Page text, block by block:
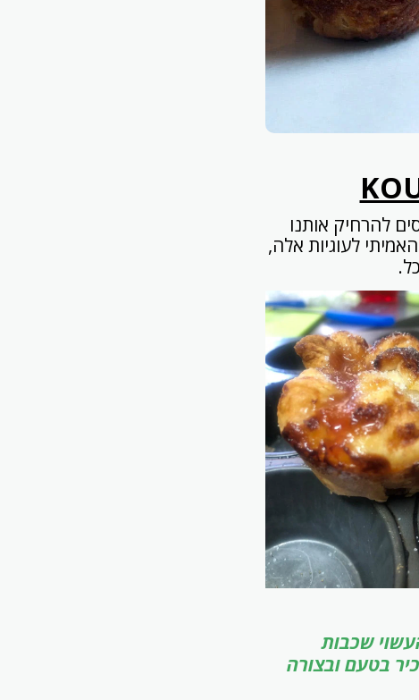
להרחיק אותנו
לעוגיות אלה,
שכבות
בטעם ובצורה